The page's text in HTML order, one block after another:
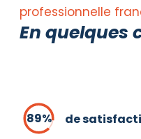
professionnelle
En quelques
de